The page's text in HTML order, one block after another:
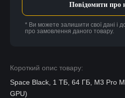
Короткий опис товару:
Space Black, 1 ТБ, 64 ГБ, M3 Pro
GPU)
Повідомити про
* Ви можете залишити свої дані і
про замовлення даного товару.